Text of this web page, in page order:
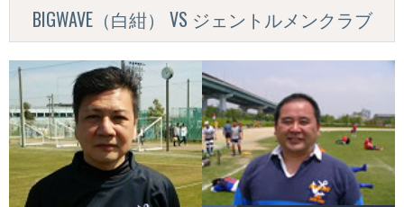
BIGWAVE（白紺） VS ジェントルメンクラブ